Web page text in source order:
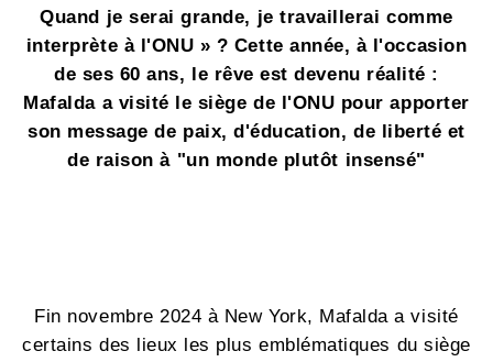
Quand je serai grande, je travaillerai comme
interprète à l'ONU » ? Cette année, à l'occasion
de ses 60 ans, le rêve est devenu réalité :
Mafalda a visité le siège de l'ONU pour apporter
son message de paix, d'éducation, de liberté et
de raison à "un monde plutôt insensé"
Fin novembre 2024 à New York, Mafalda a visité
certains des lieux les plus emblématiques du siège